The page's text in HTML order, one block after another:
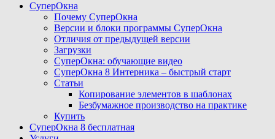
СуперОкна
Почему СуперОкна
Версии и блоки программы СуперОкна
Отличия от предыдущей версии
Загрузки
СуперОкна: обучающие видео
СуперОкна 8 Интерника – быстрый старт
Статьи
Копирование элементов в шаблонах
Безбумажное производство на практике
Купить
СуперОкна 8 бесплатная